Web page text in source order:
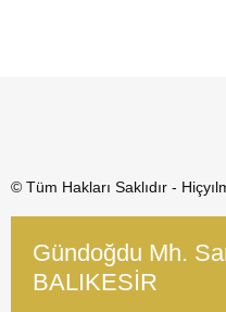
© Tüm Hakları Saklıdır -
Gündoğdu Mh.
BALIKESİR